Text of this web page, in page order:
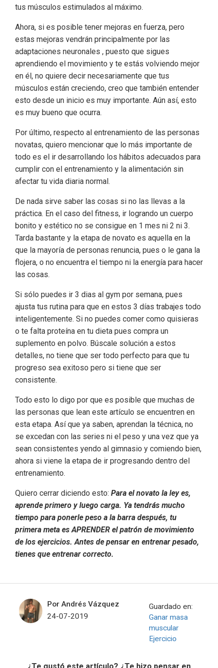
tus músculos estimulados al máximo.
Ahora, si es posible tener mejoras en fuerza, pero
estas mejoras vendrán principalmente por las
adaptaciones neuronales , puesto que sigues
aprendiendo el movimiento y te estás volviendo mejor
en él, no quiere decir necesariamente que tus
músculos están creciendo, creo que también entender
esto desde un inicio es muy importante. Aún así, esto
es muy bueno que ocurra.
Por último, respecto al entrenamiento de las personas
novatas, quiero mencionar que lo más importante de
todo es el ir desarrollando los hábitos adecuados para
cumplir con el entrenamiento y la alimentación sin
afectar tu vida diaria normal.
De nada sirve saber las cosas si no las llevas a la
práctica. En el caso del fitness, ir logrando un cuerpo
bonito y estético no se consigue en 1 mes ni 2 ni 3.
Tarda bastante y la etapa de novato es aquella en la
que la mayoría de personas renuncia, pues o le gana la
flojera, o no encuentra el tiempo ni la energía para hacer
las cosas.
Si sólo puedes ir 3 dias al gym por semana, pues
ajusta tus rutina para que en estos 3 días trabajes todo
inteligentemente. Si no puedes comer como quisieras
o te falta proteína en tu dieta pues compra un
suplemento en polvo. Búscale solución a estos
detalles, no tiene que ser todo perfecto para que tu
progreso sea exitoso pero si tiene que ser
consistente.
Todo esto lo digo por que es posible que muchas de
las personas que lean este artículo se encuentren en
esta etapa. Así que ya saben, aprendan la técnica, no
se excedan con las series ni el peso y una vez que ya
sean consistentes yendo al gimnasio y comiendo bien,
ahora si viene la etapa de ir progresando dentro del
entrenamiento.
Quiero cerrar diciendo esto: Para el novato la ley es,
aprende primero y luego carga. Ya tendrás mucho
tiempo para ponerle peso a la barra después, tu
primera meta es APRENDER el patrón de movimiento
de los ejercicios. Antes de pensar en entrenar pesado,
tienes que entrenar correcto.
Por Andrés Vázquez
24-07-2019
Guardado en:
Ganar masa
muscular
Ejercicio
¿Te gustó este artículo? ¿Te hizo pensar en